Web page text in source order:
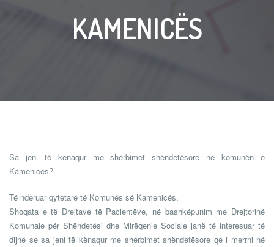
KAMENICËS
Sa jeni të kënaqur me shërbimet shëndetësore në komunën e
Kamenicës?
Të nderuar qytetarë të Komunës së Kamenicës,
Shoqata e të Drejtave të Pacientëve, në bashkëpunim me Drejtorinë
Komunale për Shëndetësi dhe Mirëqenie Sociale janë të interesuar të
dijnë se sa jeni të kënaqur me shërbimet shëndetësore që i merrni në